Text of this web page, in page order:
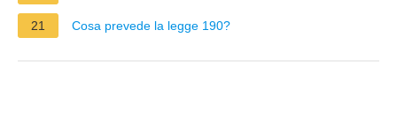
21 Cosa prevede la legge 190?